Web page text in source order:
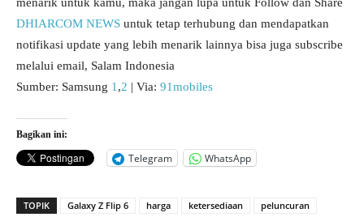
DHIARCOM NEWS untuk tetap terhubung dan mendapatkan
notifikasi update yang lebih menarik lainnya bisa juga subscribe
melalui email, Salam Indonesia
Sumber: Samsung 1 ,2 | Via: 91mobiles
Bagikan ini:
Telegram WhatsApp
TOPIK Galaxy Z Flip 6 harga ketersediaan
peluncuran